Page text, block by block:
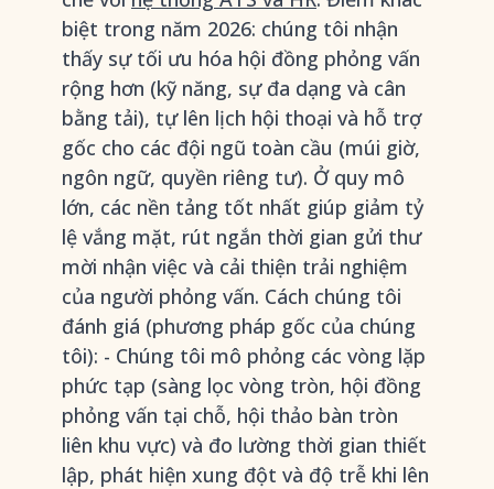
biệt trong năm 2026: chúng tôi nhận
thấy sự tối ưu hóa hội đồng phỏng vấn
rộng hơn (kỹ năng, sự đa dạng và cân
bằng tải), tự lên lịch hội thoại và hỗ trợ
gốc cho các đội ngũ toàn cầu (múi giờ,
ngôn ngữ, quyền riêng tư). Ở quy mô
lớn, các nền tảng tốt nhất giúp giảm tỷ
lệ vắng mặt, rút ngắn thời gian gửi thư
mời nhận việc và cải thiện trải nghiệm
của người phỏng vấn. Cách chúng tôi
đánh giá (phương pháp gốc của chúng
tôi): - Chúng tôi mô phỏng các vòng lặp
phức tạp (sàng lọc vòng tròn, hội đồng
phỏng vấn tại chỗ, hội thảo bàn tròn
liên khu vực) và đo lường thời gian thiết
lập, phát hiện xung đột và độ trễ khi lên